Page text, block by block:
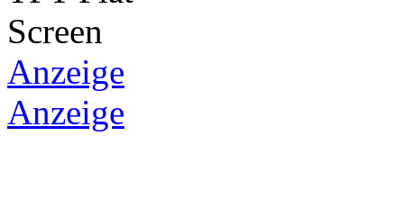
Anzeige
Anzeige